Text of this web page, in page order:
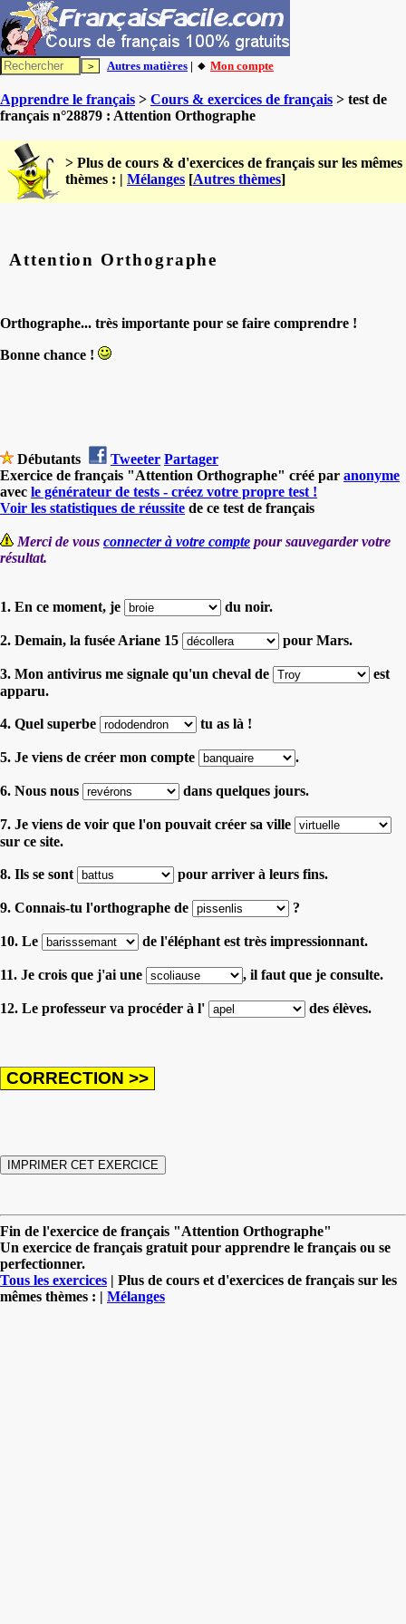
Autres matières | 🔸 Mon compte
Apprendre le français > Cours & exercices de français > test de
français n°28879 : Attention Orthographe
> Plus de cours & d'exercices de français sur les mêmes
thèmes : | Mélanges [Autres thèmes]
Attention Orthographe
Orthographe... très importante pour se faire comprendre !
Bonne chance !
Débutants Tweeter Partager
Exercice de français "Attention Orthographe" créé par anonyme
avec le générateur de tests - créez votre propre test !
Voir les statistiques de réussite de ce test de français
Merci de vous connecter à votre compte pour sauvegarder votre
résultat.
1. En ce moment, je du noir.
2. Demain, la fusée Ariane 15 pour Mars.
3. Mon antivirus me signale qu'un cheval de
est
apparu.
4. Quel superbe tu as là !
5. Je viens de créer mon compte .
6. Nous nous dans quelques jours.
7. Je viens de voir que l'on pouvait créer sa ville
sur ce site.
8. Ils se sont pour arriver à leurs fins.
9. Connais-tu l'orthographe de ?
10. Le de l'éléphant est très impressionnant.
11. Je crois que j'ai une , il faut que je consulte.
12. Le professeur va procéder à l' des élèves.
Fin de l'exercice de français "Attention Orthographe"
Un exercice de français gratuit pour apprendre le français ou se
perfectionner.
Tous les exercices | Plus de cours et d'exercices de français sur les
mêmes thèmes : | Mélanges